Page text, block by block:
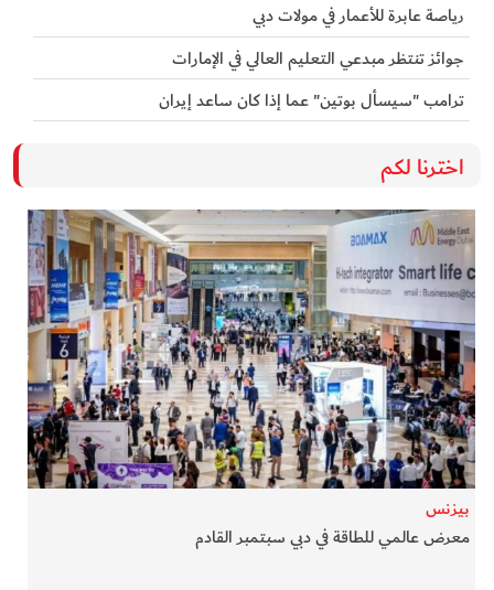
رياصة عابرة للأعمار في مولات دبي
جوائز تنتظر مبدعي التعليم العالي في الإمارات
ترامب "سيسأل بوتين" عما إذا كان ساعد إيران
اخترنا لكم
بيزنس
معرض عالمي للطاقة في دبي سبتمبر القادم